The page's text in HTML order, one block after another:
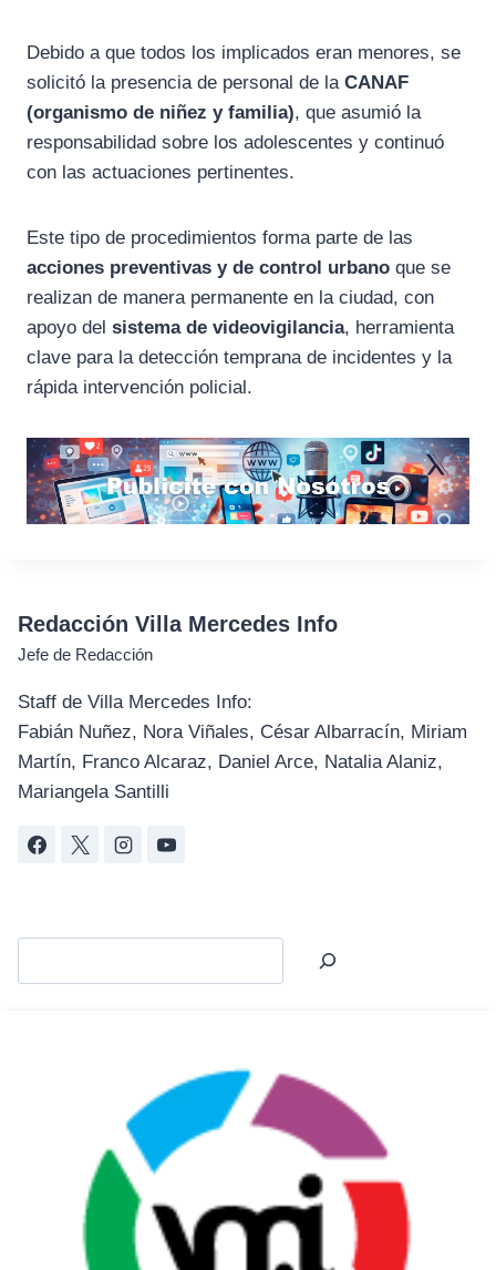
Debido a que todos los implicados eran menores, se
solicitó la presencia de personal de la CANAF
(organismo de niñez y familia), que asumió la
responsabilidad sobre los adolescentes y continuó
con las actuaciones pertinentes.
Este tipo de procedimientos forma parte de las
acciones preventivas y de control urbano que se
realizan de manera permanente en la ciudad, con
apoyo del sistema de videovigilancia, herramienta
clave para la detección temprana de incidentes y la
rápida intervención policial.
Redacción Villa Mercedes Info
Jefe de Redacción
Staff de Villa Mercedes Info:
Fabián Nuñez, Nora Viñales, César Albarracín, Miriam
Martín, Franco Alcaraz, Daniel Arce, Natalia Alaniz,
Mariangela Santilli